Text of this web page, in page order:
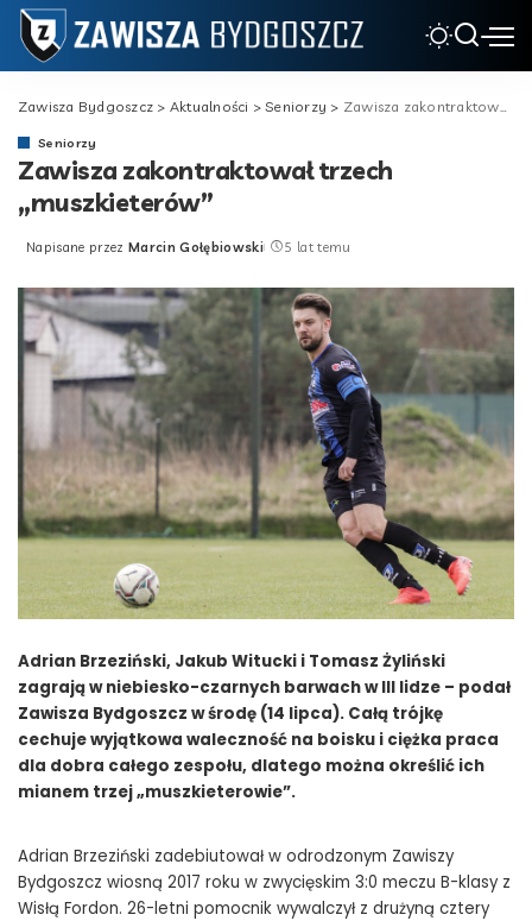
Zawisza Bydgoszcz > Aktualności >Seniorzy > Zawisza zakontraktował trzech „muszkieterów”
Seniorzy
Zawisza zakontraktował trzech
„muszkieterów”
Posted
Napisane przez Marcin Gołębiowski 5 lat temu
Adrian Brzeziński, Jakub Witucki i Tomasz Żyliński
zagrają w niebiesko-czarnych barwach w III lidze – podał
Zawisza Bydgoszcz w środę (14 lipca). Całą trójkę
cechuje wyjątkowa waleczność na boisku i ciężka praca
dla dobra całego zespołu, dlatego można określić ich
mianem trzej „muszkieterowie”.
Adrian Brzeziński zadebiutował w odrodzonym Zawiszy
Bydgoszcz wiosną 2017 roku w zwycięskim 3:0 meczu B-klasy z
Wisłą Fordon. 26-letni pomocnik wywalczył z drużyną cztery